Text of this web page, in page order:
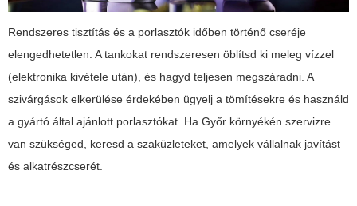
Rendszeres tisztítás és a porlasztók időben történő cseréje
elengedhetetlen. A tankokat rendszeresen öblítsd ki meleg vízzel
(elektronika kivétele után), és hagyd teljesen megszáradni. A
szivárgások elkerülése érdekében ügyelj a tömítésekre és használd
a gyártó által ajánlott porlasztókat. Ha Győr környékén szervizre
van szükséged, keresd a szaküzleteket, amelyek vállalnak javítást
és alkatrészcserét.